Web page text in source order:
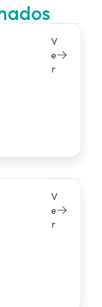
V
e
r
V
e
r